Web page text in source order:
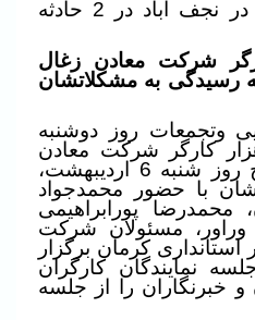
– جان باختن 3 کارگر در نجف آباد در 2 حادثه
شرکت معادن زغال
رسیدگی به مشکلاتشان
وتجمعات روز دوشنبه
اردیبهشت ماه 3هزار کارگر شرکت معادن
زغال سنگ کرمان،صبح روز شنبه 6 اردیبهشت،
با حضور محمدجواد
محمدرضا پورابراهیمی
مسئولان شرکت
کرمان برگزار
نمایندگان کارگران
خبرنگاران را از جلسه